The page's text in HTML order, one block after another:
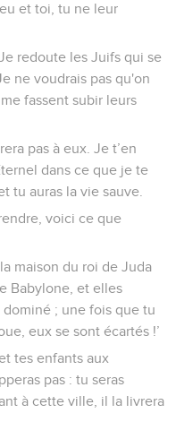
et toi, tu ne leur
redoute les Juifs qui se
ne voudrais pas qu'on
fassent subir leurs
pas à eux. Je t’en
dans ce que je te
tu auras la vie sauve.
voici ce que
maison du roi de Juda
Babylone, et elles
dominé ; une fois que tu
eux se sont écartés !’
tes enfants aux
pas : tu seras
à cette ville, il la livrera